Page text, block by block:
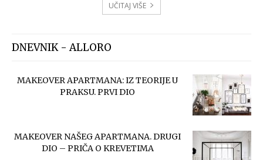
UČITAJ VIŠE
DNEVNIK - ALLORO
MAKEOVER APARTMANA: IZ TEORIJE U
PRAKSU. PRVI DIO
MAKEOVER NAŠEG APARTMANA. DRUGI
DIO – PRIČA O KREVETIMA